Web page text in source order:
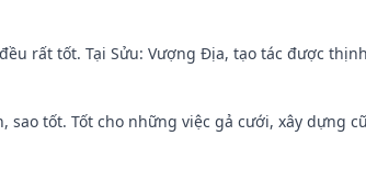
rất tốt. Tại Sửu: Vượng Địa, tạo tác được
sao tốt. Tốt cho những việc gả cưới, xây dựng